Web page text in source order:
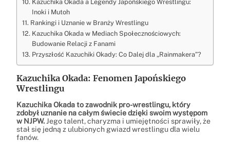
Kazuchika Okada a Legendy Japońskiego Wrestlingu:
Inoki i Mutoh
Rankingi i Uznanie w Branży Wrestlingu
Kazuchika Okada w Mediach Społecznościowych:
Budowanie Relacji z Fanami
Przyszłość Kazuchiki Okady: Co Dalej dla „Rainmakera”?
Kazuchika Okada: Fenomen Japońskiego
Wrestlingu
Kazuchika Okada to zawodnik pro-wrestlingu, który
zdobył uznanie na całym świecie dzięki swoim występom
w NJPW. Jego talent, charyzma i umiejętności sprawiły, że
stał się jedną z ulubionych gwiazd wrestlingu dla wielu
fanów.